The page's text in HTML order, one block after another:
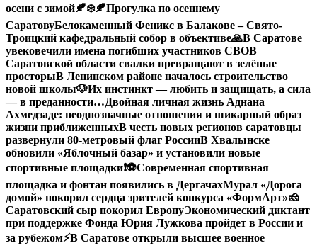
осени с зимой🍂❄️🍂Прогулка по осеннему
СаратовуБелокаменный Феникс в Балакове – Свято-
Троицкий кафедральный собор в объективе🙏В Саратове
увековечили имена погибших участников СВОВ
Саратовской области свалки превращают в зелёные
просторыВ Ленинском районе началось строительство
новой школы🐶Их инстинкт — любить и защищать, а сила
— в преданности…Двойная личная жизнь Аднана
Ахмедзаде: неоднозначные отношения и шикарный образ
жизни приближенныхВ честь новых регионов саратовцы
развернули 80-метровый флаг РоссииВ Хвалынске
обновили «Яблочный базар» и установили новые
спортивные площадки❗️⚽️Современная спортивная
площадка и фонтан появились в ДергачахМурал «Дорога
домой» покорил сердца зрителей конкурса «ФормАрт»🧀
Саратовский сыр покорил ЕвропуЭкономический диктант
при поддержке Фонда Юрия Лужкова пройдет в России и
за рубежом⚡️В Саратове открыли высшее военное